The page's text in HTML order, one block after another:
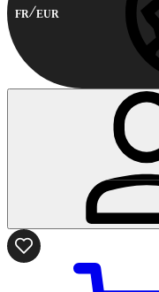
FR EUR